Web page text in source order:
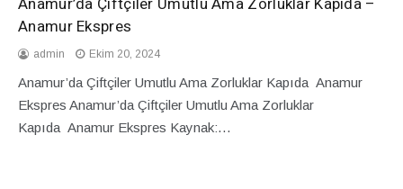
Anamur Ekspres
admin Ekim 20, 2024
Anamur’da Çiftçiler Umutlu Ama Zorluklar Kapıda Anamur
Ekspres Anamur’da Çiftçiler Umutlu Ama Zorluklar
Kapıda Anamur Ekspres Kaynak:…